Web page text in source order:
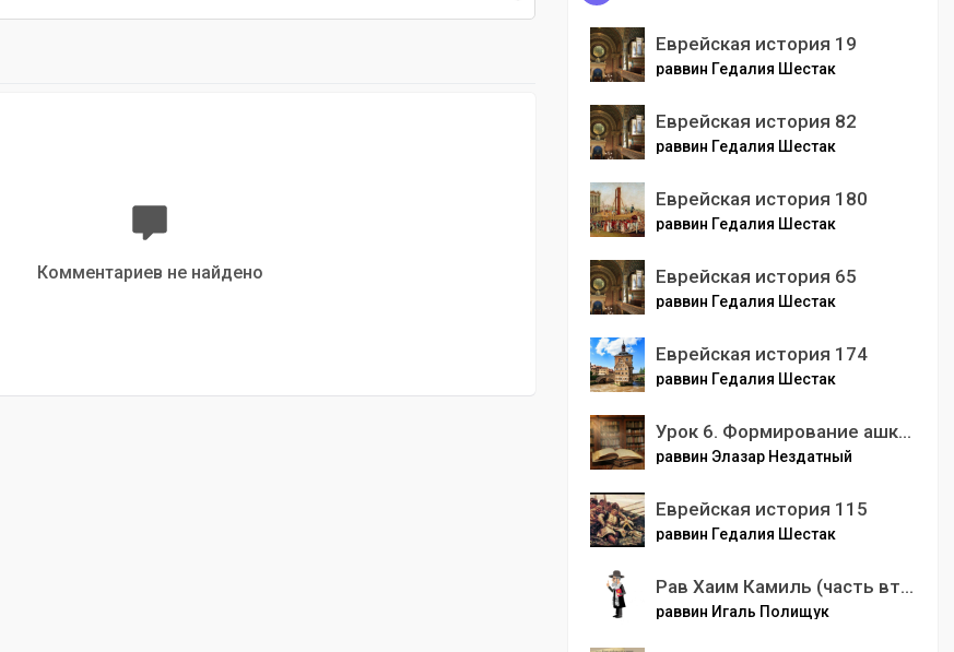
Комментариев не найдено
Еврейская история 19
раввин Гедалия Шестак
Еврейская история 82
раввин Гедалия Шестак
Еврейская история 180
раввин Гедалия Шестак
Еврейская история 65
раввин Гедалия Шестак
Еврейская история 174
раввин Гедалия Шестак
Урок 6. Формирование ашкеназского еврейства
раввин Элазар Нездатный
Еврейская история 115
раввин Гедалия Шестак
Рав Хаим Камиль (часть вторая)
раввин Игаль Полищук